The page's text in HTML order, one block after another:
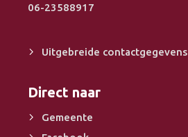
06-23588917
Uitgebreide contactgegevens
Direct naar
Gemeente